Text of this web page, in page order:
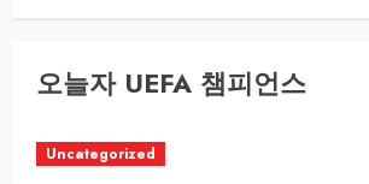
오늘자 UEFA 챔피언스
Uncategorized